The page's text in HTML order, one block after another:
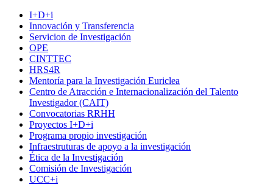
I+D+i
Innovación y Transferencia
Servicion de Investigación
OPE
CINTTEC
HRS4R
Mentoría para la Investigación Euriclea
Centro de Atracción e Internacionalización del Talento
Investigador (CAIT)
Convocatorias RRHH
Proyectos I+D+i
Programa propio investigación
Infraestruturas de apoyo a la investigación
Ética de la Investigación
Comisión de Investigación
UCC+i